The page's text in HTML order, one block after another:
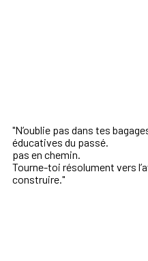
"N’oublie pas dans tes
éducatives du
pas en chemin.
Tourne-toi résolument vers
construire."